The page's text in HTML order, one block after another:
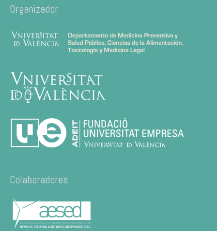
Organizador
Colaboradores